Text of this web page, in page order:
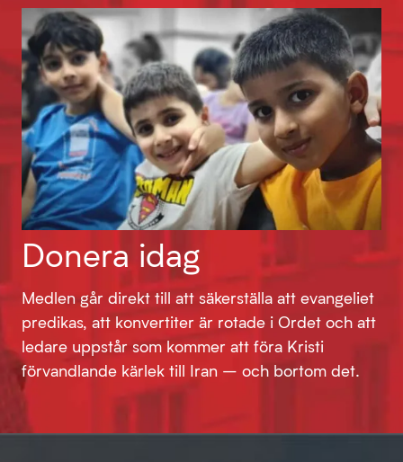
Donera idag
Medlen går direkt till att säkerställa att evangeliet
predikas, att konvertiter är rotade i Ordet och att
ledare uppstår som kommer att föra Kristi
förvandlande kärlek till Iran – och bortom det.